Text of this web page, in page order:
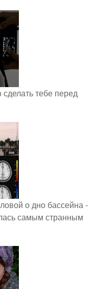
тебе перед
о дно бассейна -
самым странным